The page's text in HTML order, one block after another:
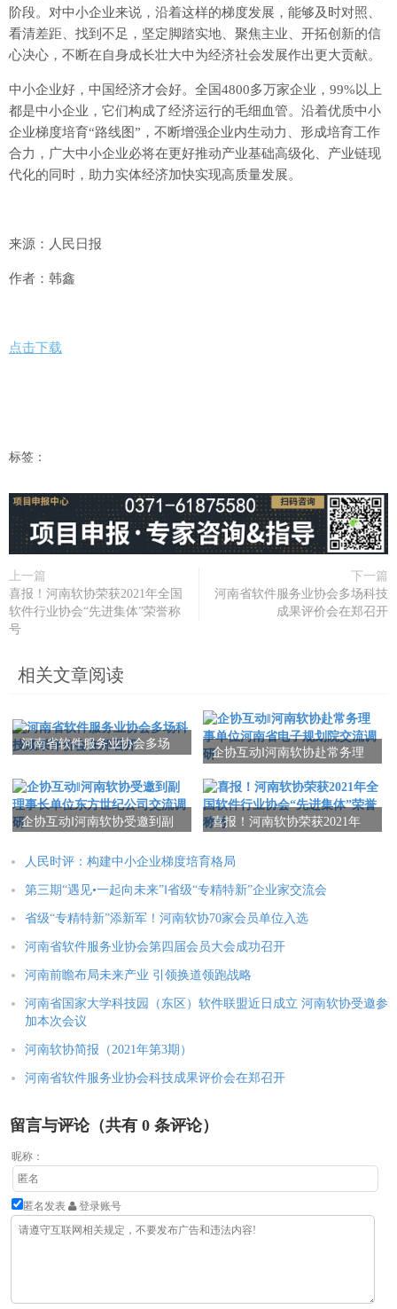
阶段。对中小企业来说，沿着这样的梯度发展，能够及时对照、
看清差距、找到不足，坚定脚踏实地、聚焦主业、开拓创新的信
心决心，不断在自身成长壮大中为经济社会发展作出更大贡献。
中小企业好，中国经济才会好。全国4800多万家企业，99%以上
都是中小企业，它们构成了经济运行的毛细血管。沿着优质中小
企业梯度培育“路线图”，不断增强企业内生动力、形成培育工作
合力，广大中小企业必将在更好推动产业基础高级化、产业链现
代化的同时，助力实体经济加快实现高质量发展。
来源：人民日报
作者：韩鑫
点击下载
标签：
上一篇
喜报！河南软协荣获2021年全国
软件行业协会“先进集体”荣誉称
号
下一篇
河南省软件服务业协会多场科技
成果评价会在郑召开
相关文章阅读
河南省软件服务业协会多场
企协互动‖河南软协赴常务理
流调研
企协互动‖河南软协受邀到副
流调研
喜报！河南软协荣获2021年
体”荣誉称号
人民时评：构建中小企业梯度培育格局
第三期“遇见•一起向未来”‖省级“专精特新”企业家交流会
省级“专精特新”添新军！河南软协70家会员单位入选
河南省软件服务业协会第四届会员大会成功召开
河南前瞻布局未来产业 引领换道领跑战略
河南省国家大学科技园（东区）软件联盟近日成立 河南软协受邀参
加本次会议
河南软协简报（2021年第3期）
河南省软件服务业协会科技成果评价会在郑召开
留言与评论（共有 0 条评论）
昵称：
匿名发表 登录账号